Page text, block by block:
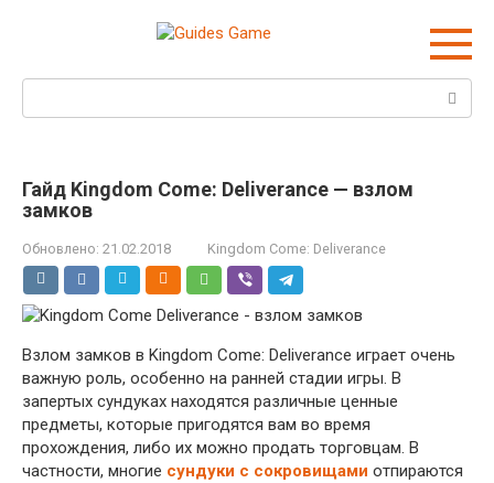
Поиск:
Гайд Kingdom Come: Deliverance — взлом
замков
Обновлено: 21.02.2018 Kingdom Come: Deliverance
Взлом замков в Kingdom Come: Deliverance играет очень
важную роль, особенно на ранней стадии игры. В
запертых сундуках находятся различные ценные
предметы, которые пригодятся вам во время
прохождения, либо их можно продать торговцам. В
частности, многие сундуки с сокровищами отпираются